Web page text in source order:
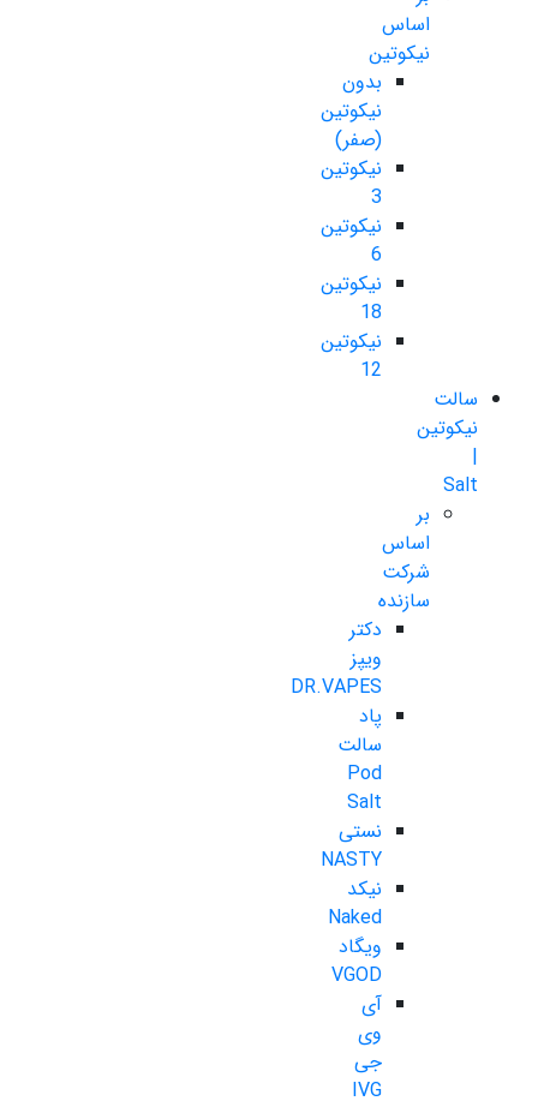
اساس
نیکوتین
بدون
نیکوتین
(صفر)
نیکوتین
3
نیکوتین
6
نیکوتین
18
نیکوتین
12
سالت
نیکوتین
|
Salt
بر
اساس
شرکت
سازنده
دکتر
ویپز
DR.VAPES
پاد
سالت
Pod
Salt
نستی
NASTY
نیکد
Naked
ویگاد
VGOD
آی
وی
جی
IVG